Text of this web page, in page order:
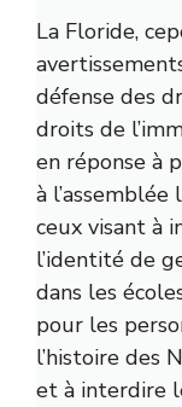
La Floride,
défense des
droits de
en réponse à
à
ceux visant à
l’identité de
dans les
pour les
l’histoire des
et à interdire